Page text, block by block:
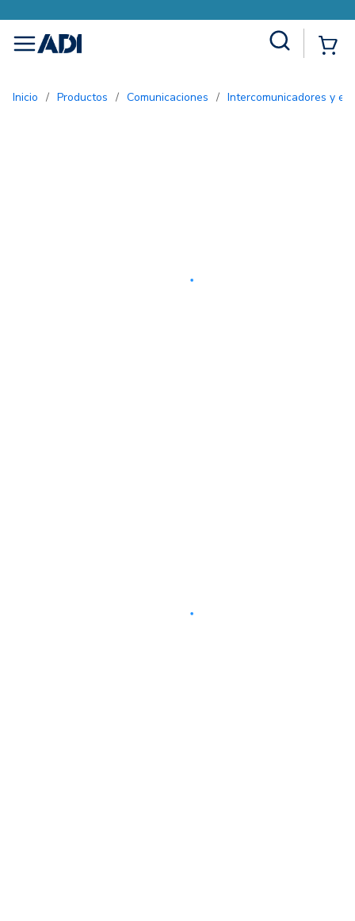
menu
Inicio / Productos / Comunicaciones / Intercomunicadores y